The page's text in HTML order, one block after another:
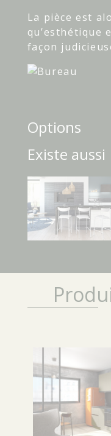
La pièce est
qu’esthétique
façon
Options
Existe aussi